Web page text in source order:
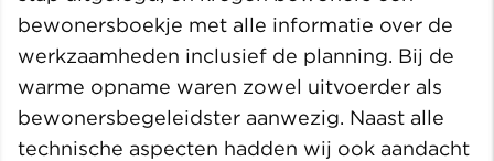
bewonersboekje met alle informatie over de
werkzaamheden inclusief de planning. Bij de
warme opname waren zowel uitvoerder als
bewonersbegeleidster aanwezig. Naast alle
technische aspecten hadden wij ook aandacht